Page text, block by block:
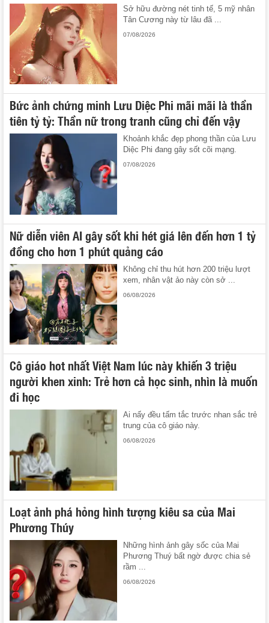
Sở hữu đường nét tinh tế, 5 mỹ nhân
Tân Cương này từ lâu đã ...
07/08/2026
Bức ảnh chứng minh Lưu Diệc Phi mãi mãi là thần
tiên tỷ tỷ: Thần nữ trong tranh cũng chỉ đến vậy
Khoảnh khắc đẹp phong thần của Lưu
Diệc Phi đang gây sốt cõi mạng.
07/08/2026
Nữ diễn viên AI gây sốt khi hét giá lên đến hơn 1 tỷ
đồng cho hơn 1 phút quảng cáo
Không chỉ thu hút hơn 200 triệu lượt
xem, nhân vật ảo này còn sở ...
06/08/2026
Cô giáo hot nhất Việt Nam lúc này khiến 3 triệu
người khen xinh: Trẻ hơn cả học sinh, nhìn là muốn
đi học
Ai nấy đều tấm tắc trước nhan sắc trẻ
trung của cô giáo này.
06/08/2026
Loạt ảnh phá hỏng hình tượng kiêu sa của Mai
Phương Thúy
Những hình ảnh gây sốc của Mai
Phương Thuý bất ngờ được chia sẻ
rầm ...
06/08/2026